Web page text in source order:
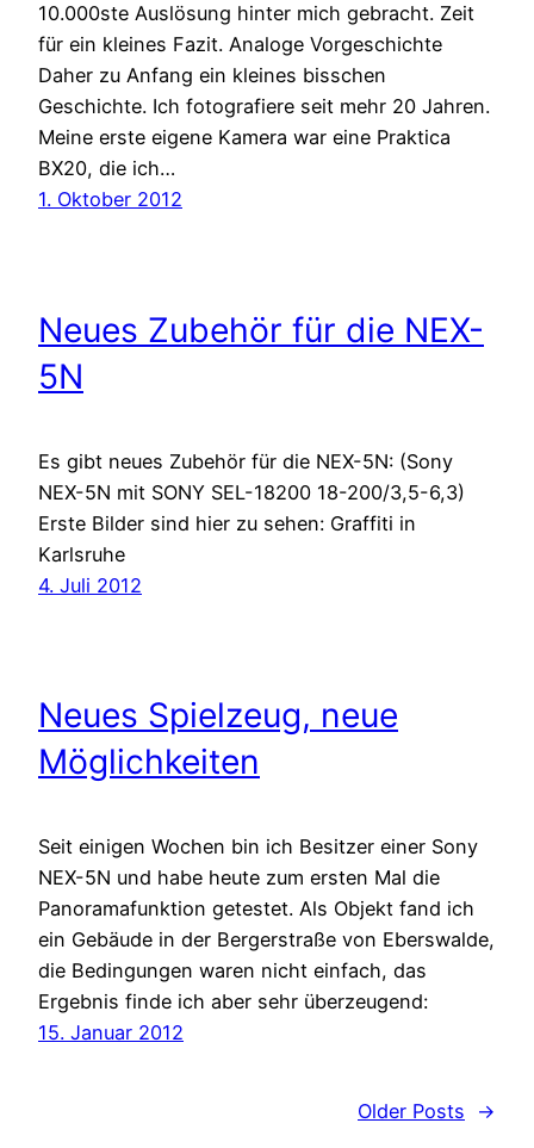
10.000ste Auslösung hinter mich gebracht. Zeit
für ein kleines Fazit. Analoge Vorgeschichte
Daher zu Anfang ein kleines bisschen
Geschichte. Ich fotografiere seit mehr 20 Jahren.
Meine erste eigene Kamera war eine Praktica
BX20, die ich…
1. Oktober 2012
Neues Zubehör für die NEX-
5N
Es gibt neues Zubehör für die NEX-5N: (Sony
NEX-5N mit SONY SEL-18200 18-200/3,5-6,3)
Erste Bilder sind hier zu sehen: Graffiti in
Karlsruhe
4. Juli 2012
Neues Spielzeug, neue
Möglichkeiten
Seit einigen Wochen bin ich Besitzer einer Sony
NEX-5N und habe heute zum ersten Mal die
Panoramafunktion getestet. Als Objekt fand ich
ein Gebäude in der Bergerstraße von Eberswalde,
die Bedingungen waren nicht einfach, das
Ergebnis finde ich aber sehr überzeugend:
15. Januar 2012
Older Posts →